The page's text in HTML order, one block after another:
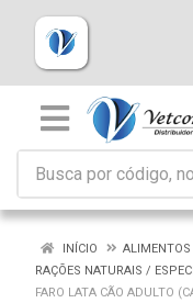
INÍCIO
ALIMENTOS
RAÇÕES NATURAIS /
FARO LATA CÃO ADULTO